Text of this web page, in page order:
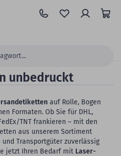
unbedruckt
auf Rolle, Bogen
Formaten. Ob Sie für DHL,
TNT frankieren – mit den
aus unserem Sortiment
und Transportgüter zuverlässig
jetzt Ihren Bedarf mit Laser-